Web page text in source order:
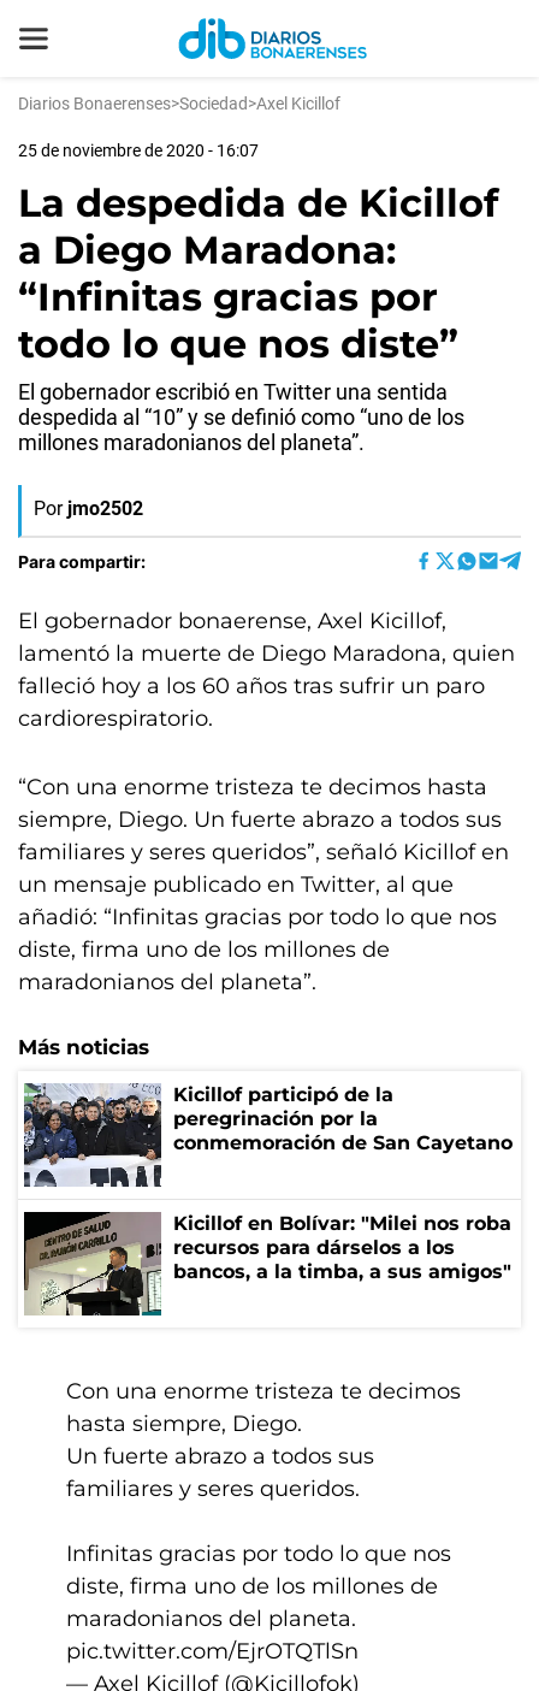
Diarios Bonaerenses>Sociedad>Axel Kicillof
25 de noviembre de 2020 - 16:07
La despedida de Kicillof
a Diego Maradona:
“Infinitas gracias por
todo lo que nos diste”
El gobernador escribió en Twitter una sentida
despedida al “10” y se definió como “uno de los
millones maradonianos del planeta”.
Por jmo2502
Para compartir:
El gobernador bonaerense, Axel Kicillof,
lamentó la muerte de Diego Maradona, quien
falleció hoy a los 60 años tras sufrir un paro
cardiorespiratorio.
“Con una enorme tristeza te decimos hasta
siempre, Diego. Un fuerte abrazo a todos sus
familiares y seres queridos”, señaló Kicillof en
un mensaje publicado en Twitter, al que
añadió: “Infinitas gracias por todo lo que nos
diste, firma uno de los millones de
maradonianos del planeta”.
Más noticias
Kicillof participó de la
peregrinación por la
conmemoración de San Cayetano
Kicillof en Bolívar: "Milei nos roba
recursos para dárselos a los
bancos, a la timba, a sus amigos"
Con una enorme tristeza te decimos
hasta siempre, Diego.
Un fuerte abrazo a todos sus
familiares y seres queridos.
Infinitas gracias por todo lo que nos
diste, firma uno de los millones de
maradonianos del planeta.
pic.twitter.com/EjrOTQTlSn
— Axel Kicillof (@Kicillofok)